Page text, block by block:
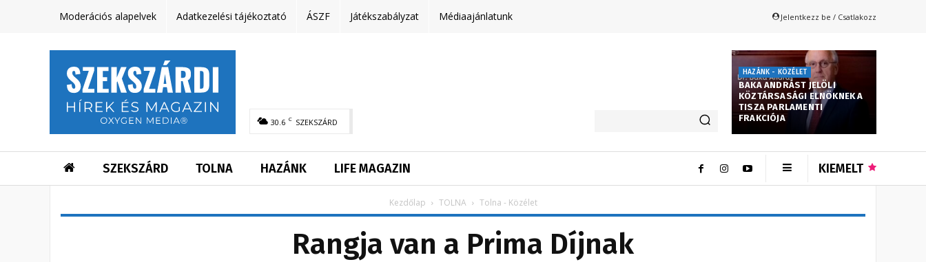
Moderációs alapelvek Adatkezelési tájékoztató ÁSZF Játékszabályzat Médiaajánlatunk Jelentkezz be / Csatlakozz
30.6 C SZEKSZÁRD
HAZÁNK - KÖZÉLET
BAKA ANDRÁST JELÖLI
KÖZTÁRSASÁGI ELNÖKNEK A
TISZA PARLAMENTI
FRAKCIÓJA
SZEKSZÁRD TOLNA HAZÁNK LIFE MAGAZIN KIEMELT
Kezdőlap TOLNA Tolna - Közélet
Rangja van a Prima Díjnak